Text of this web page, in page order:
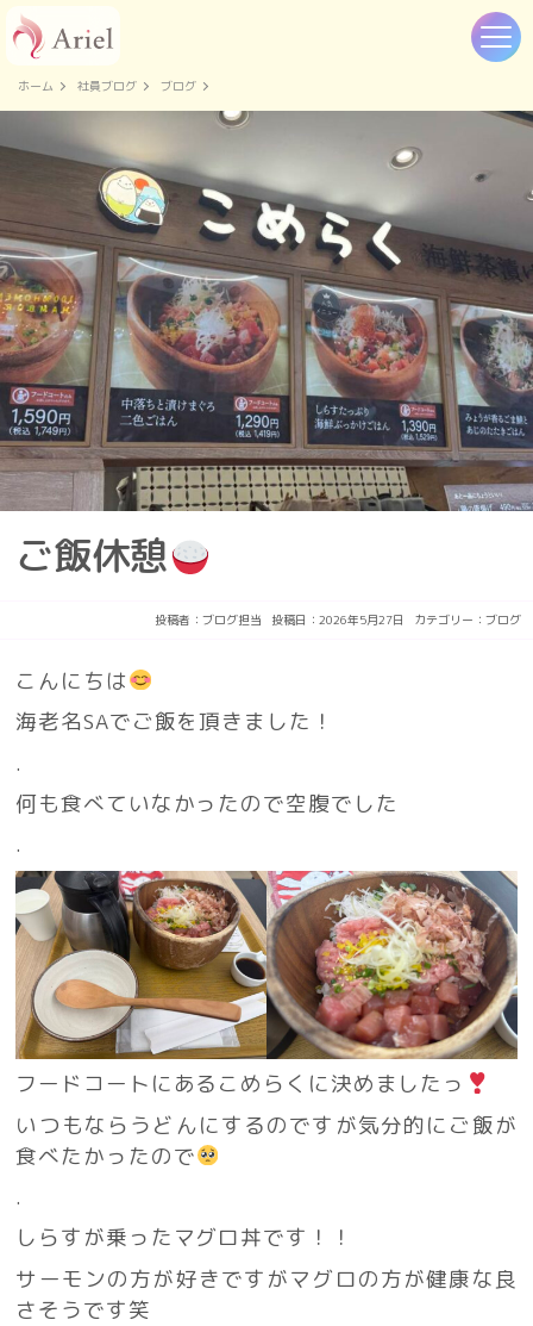
ホーム 社員ブログ ブログ
ご飯休憩
投稿者： ブログ担当 投稿日：2026年5月27日 カテゴリー： ブログ
こんにちは
海老名SAでご飯を頂きました！
.
何も食べていなかったので空腹でした
.
フードコートにあるこめらくに決めましたっ
いつもならうどんにするのですが気分的にご飯が
食べたかったので
.
しらすが乗ったマグロ丼です！！
サーモンの方が好きですがマグロの方が健康な良
さそうです笑